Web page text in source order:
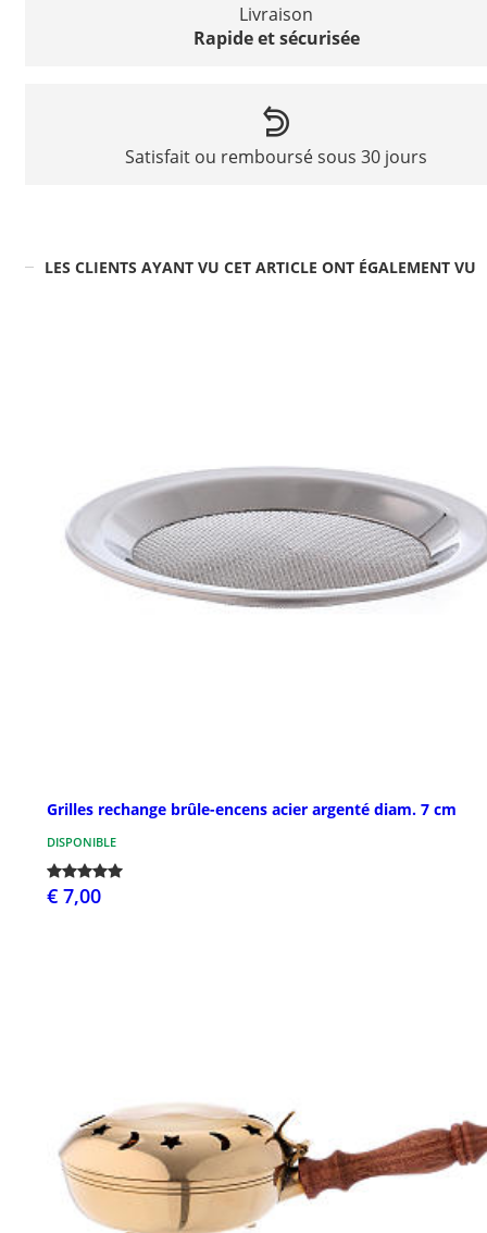
Livraison
Rapide et sécurisée
Satisfait ou remboursé sous 30 jours
LES CLIENTS AYANT VU CET ARTICLE ONT ÉGALEMENT VU
Grilles rechange brûle-encens acier argenté diam. 7 cm
DISPONIBLE
€ 7,00